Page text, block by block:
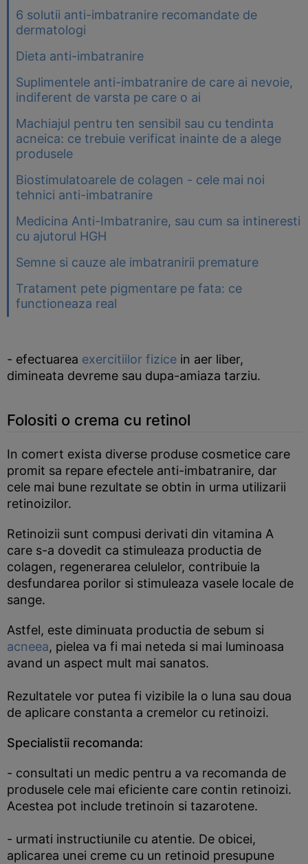
6 solutii anti-imbatranire recomandate de
dermatologi
Dieta anti-imbatranire
Suplimentele anti-imbatranire de care ai nevoie,
indiferent de varsta pe care o ai
Machiajul pentru ten sensibil sau cu tendinta
acneica: ce trebuie verificat inainte de a alege
produsele
Biostimulatoarele de colagen - cele mai noi
tehnici anti-imbatranire
Medicina Anti-Imbatranire, sau cum sa intineresti
cu ajutorul HGH
Semne si cauze ale imbatranirii premature
Tratament pete pigmentare pe fata: ce
functioneaza real
- efectuarea exercitiilor fizice in aer liber,
dimineata devreme sau dupa-amiaza tarziu.
Folositi o crema cu retinol
In comert exista diverse produse cosmetice care
promit sa repare efectele anti-imbatranire, dar
cele mai bune rezultate se obtin in urma utilizarii
retinoizilor.
Retinoizii sunt compusi derivati din vitamina A
care s-a dovedit ca stimuleaza productia de
colagen, regenerarea celulelor, contribuie la
desfundarea porilor si stimuleaza vasele locale de
sange.
Astfel, este diminuata productia de sebum si
acneea, pielea va fi mai neteda si mai luminoasa
avand un aspect mult mai sanatos.
Rezultatele vor putea fi vizibile la o luna sau doua
de aplicare constanta a cremelor cu retinoizi.
Specialistii recomanda:
- consultati un medic pentru a va recomanda de
produsele cele mai eficiente care contin retinoizi.
Acestea pot include tretinoin si tazarotene.
- urmati instructiunile cu atentie. De obicei,
aplicarea unei creme cu un retinoid presupune